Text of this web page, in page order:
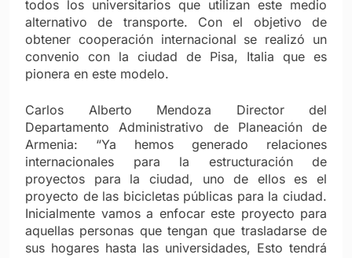
todos los universitarios que utilizan este medio
alternativo de transporte. Con el objetivo de
obtener cooperación internacional se realizó un
convenio con la ciudad de Pisa, Italia que es
pionera en este modelo.
Carlos Alberto Mendoza Director del
Departamento Administrativo de Planeación de
Armenia: “Ya hemos generado relaciones
internacionales para la estructuración de
proyectos para la ciudad, uno de ellos es el
proyecto de las bicicletas públicas para la ciudad.
Inicialmente vamos a enfocar este proyecto para
aquellas personas que tengan que trasladarse de
sus hogares hasta las universidades, Esto tendrá